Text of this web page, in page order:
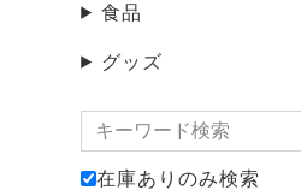
食品
グッズ
在庫ありのみ検索